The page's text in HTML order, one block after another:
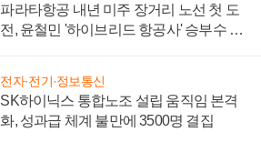
파라타항공 내년 미주 장거리 노선 첫 도
전, 윤철민 '하이브리드 항공사' 승부수 통
전자·전기·정보통신
SK하이닉스 통합노조 설립 움직임 본격
화, 성과급 체계 불만에 3500명 결집